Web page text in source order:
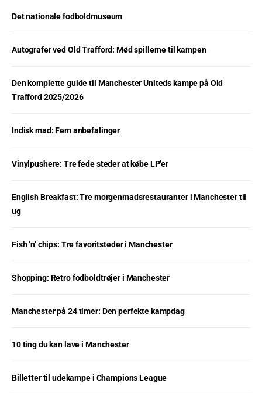
Det nationale fodboldmuseum
Autografer ved Old Trafford: Mød spillerne til kampen
Den komplette guide til Manchester Uniteds kampe på Old
Trafford 2025/2026
Indisk mad: Fem anbefalinger
Vinylpushere: Tre fede steder at købe LP’er
English Breakfast: Tre morgenmadsrestauranter i Manchester til
ug
Fish ’n’ chips: Tre favoritsteder i Manchester
Shopping: Retro fodboldtrøjer i Manchester
Manchester på 24 timer: Den perfekte kampdag
10 ting du kan lave i Manchester
Billetter til udekampe i Champions League